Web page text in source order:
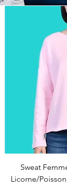
Sweat
Licorne/